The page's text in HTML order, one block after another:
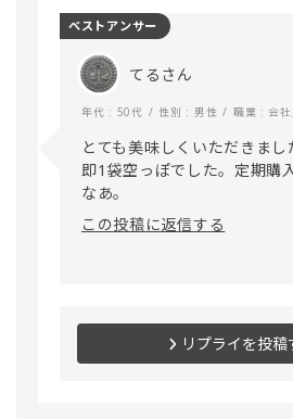
てるさん
年代 : 50代 性別 : 男性 職業 : 会社
とても美味しくいただきま
即1袋空っぽでした。定期購
なあ。
この投稿に返信する
ベストアンサー
リプライを投稿